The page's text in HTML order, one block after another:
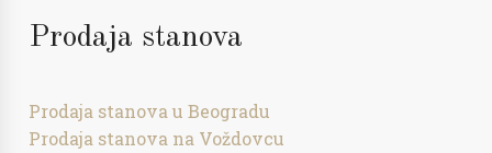
Prodaja stanova
Prodaja stanova u Beogradu
Prodaja stanova na Voždovcu